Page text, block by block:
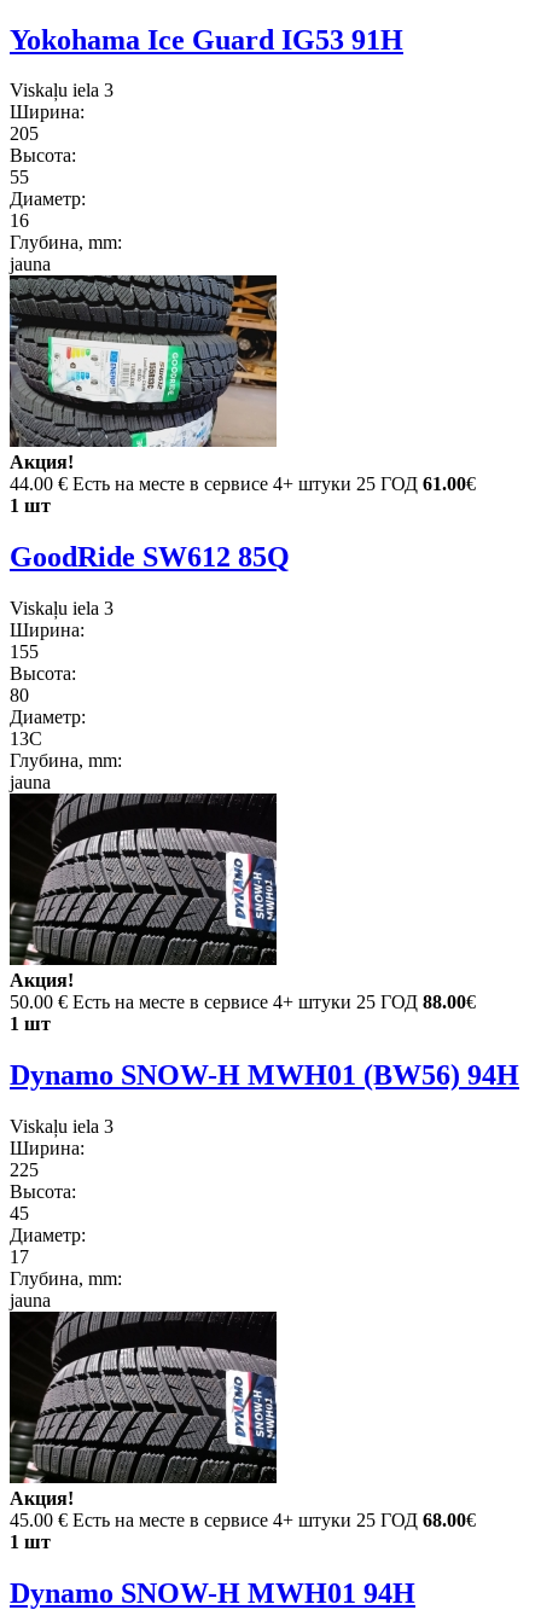
Yokohama Ice Guard IG53 91H
Viskaļu iela 3
Ширина:
205
Высота:
55
Диаметр:
16
Глубина, mm:
jauna
Акция!
44.00 € Есть на месте в сервисе 4+ штуки 25 ГОД 61.00€
1 шт
GoodRide SW612 85Q
Viskaļu iela 3
Ширина:
155
Высота:
80
Диаметр:
13C
Глубина, mm:
jauna
Акция!
50.00 € Есть на месте в сервисе 4+ штуки 25 ГОД 88.00€
1 шт
Dynamo SNOW-H MWH01 (BW56) 94H
Viskaļu iela 3
Ширина:
225
Высота:
45
Диаметр:
17
Глубина, mm:
jauna
Акция!
45.00 € Есть на месте в сервисе 4+ штуки 25 ГОД 68.00€
1 шт
Dynamo SNOW-H MWH01 94H